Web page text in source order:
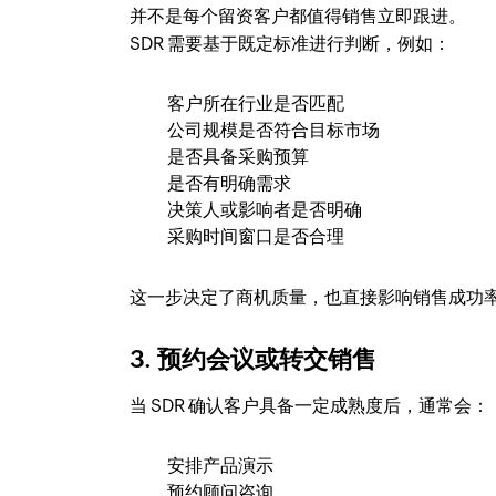
并不是每个留资客户都值得销售立即跟进。
SDR 需要基于既定标准进行判断，例如：
客户所在行业是否匹配
公司规模是否符合目标市场
是否具备采购预算
是否有明确需求
决策人或影响者是否明确
采购时间窗口是否合理
这一步决定了商机质量，也直接影响销售成功
3. 预约会议或转交销售
当 SDR 确认客户具备一定成熟度后，通常会：
安排产品演示